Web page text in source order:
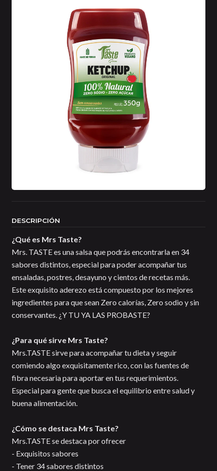
DESCRIPCIÓN
¿Qué es Mrs Taste?
Mrs. TASTE es una salsa que podrás encontrarla en 34
sabores distintos, especial para poder acompañar tus
ensaladas, postres, desayuno y cientos de recetas más.
Este exquisito aderezo está compuesto por los mejores
ingredientes para que sean Zero calorías, Zero sodio y sin
conservantes. ¿Y TU YA LAS PROBASTE?
¿Para qué sirve Mrs Taste?
Mrs.TASTE sirve para acompañar tu dieta y seguir
comiendo algo exquisitamente rico, con las fuentes de
fibra necesaria para aportar en tus requerimientos.
Especial para gente que busca el equilibrio entre salud y
buena alimentación.
¿Cómo se destaca Mrs Taste?
Mrs.TASTE se destaca por ofrecer
- Exquisitos sabores
- Tener 34 sabores distintos